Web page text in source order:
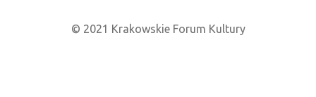
© 2021 Krakowskie Forum Kultury